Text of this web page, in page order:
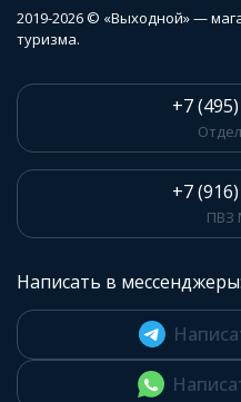
2019-2026 © «Выходной» —
туризма.
+7
+7
ПВЗ
Написать в мессенджеры: